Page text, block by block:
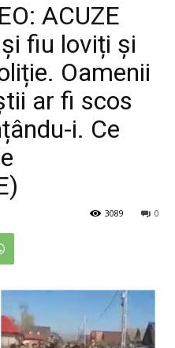
ACUZE
fiu loviți și
Oamenii
ar fi scos
i. Ce
0
3089